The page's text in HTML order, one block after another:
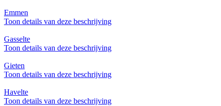
Emmen
Toon details van deze beschrijving
Gasselte
Toon details van deze beschrijving
Gieten
Toon details van deze beschrijving
Havelte
Toon details van deze beschrijving